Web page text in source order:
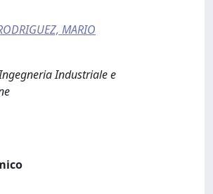
MARIO
Industriale e